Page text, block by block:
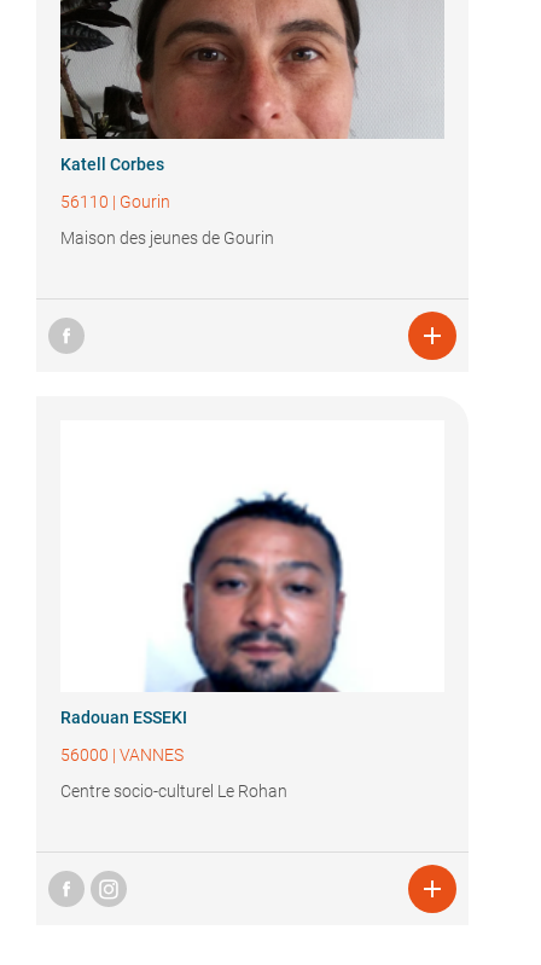
Katell Corbes
56110 | Gourin
Maison des jeunes de Gourin

Radouan ESSEKI
56000 | VANNES
Centre socio-culturel Le Rohan
